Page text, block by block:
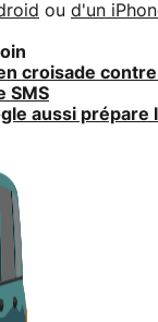
ou d'un
croisade
SMS
aussi prépare